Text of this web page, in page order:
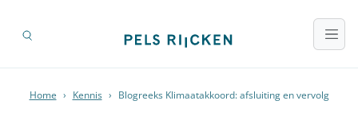
Home › Kennis › Blogreeks Klimaatakkoord: afsluiting en vervolg